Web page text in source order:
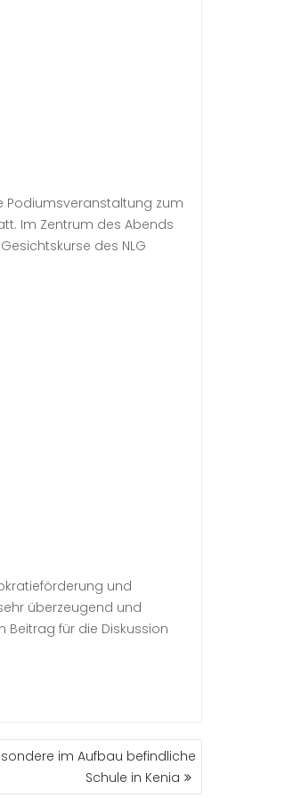
Podiumsveranstaltung zum
Im Zentrum des Abends
des NLG
und
überzeugend und
für die Diskussion
im Aufbau befindliche
Schule in Kenia